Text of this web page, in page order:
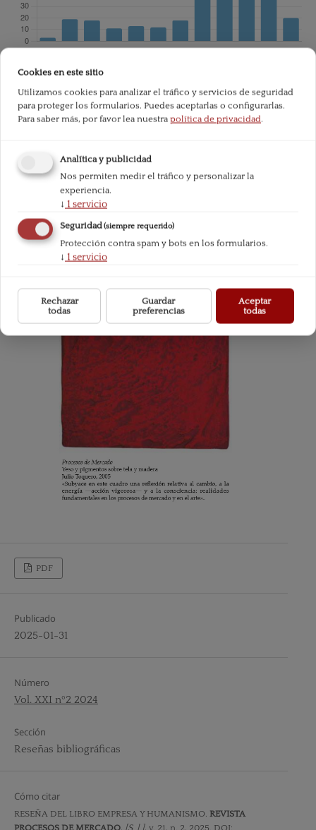
Total de descargas desde la publicación:451
PDF
Publicado
2025-01-31
Número
Vol. XXI nº2 2024
Sección
Reseñas bibliográficas
Cómo citar
RESEÑA DEL LIBRO EMPRESA Y HUMANISMO. REVISTA
Cookies en este sitio
Utilizamos cookies para analizar el tráfico y servicios de seguridad
para proteger los formularios. Puedes aceptarlas o configurarlas.
Para saber más, por favor lea nuestra política de privacidad.
Analítica y publicidad
Nos permiten medir el tráfico y personalizar la
experiencia.
↓ 1 servicio
Seguridad(siempre requerido)
Protección contra spam y bots en los formularios.
↓ 1servicio
Rechazar
todas
Guardar
preferencias
Aceptar
todas